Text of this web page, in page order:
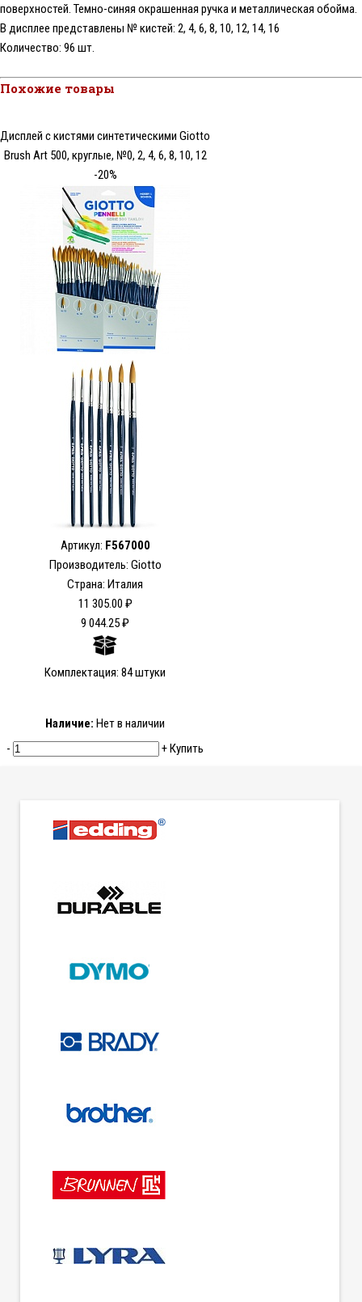
поверхностей. Темно-синяя окрашенная ручка и металлическая обойма.
В дисплее представлены № кистей: 2, 4, 6, 8, 10, 12, 14, 16
Количество: 96 шт.
Похожие товары
Дисплей с кистями синтетическими Giotto
Brush Art 500, круглые, №0, 2, 4, 6, 8, 10, 12
-20%
Артикул: F567000
Производитель: Giotto
Страна: Италия
11 305.00 ₽
9 044.25 ₽
Комплектация: 84 штуки
Наличие: Нет в наличии
-
+Купить